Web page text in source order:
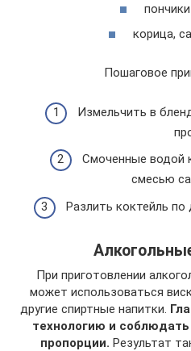
корица,
Пошаговое
Измельчить в
Смоченные водой
смесью
Разлить коктейль
При приготовлении
может использоваться
другие спиртные напитки.
технологию и
пропорции. Результат